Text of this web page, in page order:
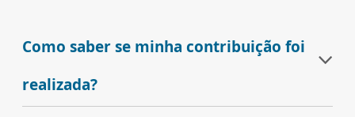
Como saber se minha contribuição foi
realizada?